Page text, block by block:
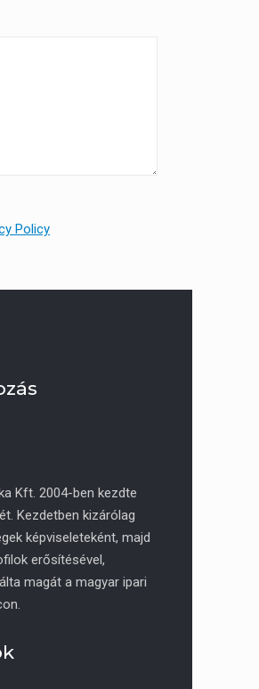
Policy
Kft. 2004-ben kezdte
Kezdetben kizárólag
képviseleteként, majd
erősítésével,
magát a magyar ipari